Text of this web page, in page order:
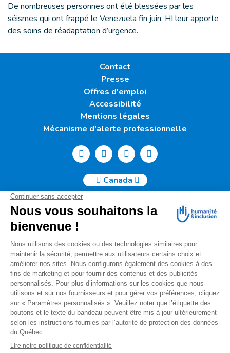
De nombreuses personnes ont été blessées par les
séismes qui ont frappé le Venezuela fin juin. HI leur apporte
des soins de réadaptation d’urgence.
Contact
Presse
Offres d'emploi
Accessibilité
Mentions légales
Mécanisme d'alerte professionnelle
Canada
Humanité & Inclusion Canada | 50, Sainte-Catherine Ouest -
Suite 500b | H2X 3V4 Montréal
info@canada.hi.org
Tél. : (514) 908-2813
No de charité : 88914 7401 RR0001
Pour toutes questions relatives à votre donation, s'il vous